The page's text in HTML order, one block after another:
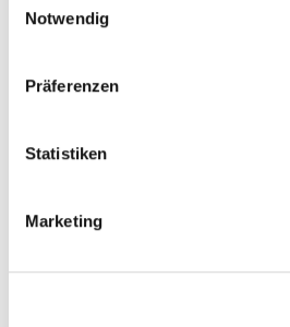
Notwendig
Präferenzen
Statistiken
Marketing